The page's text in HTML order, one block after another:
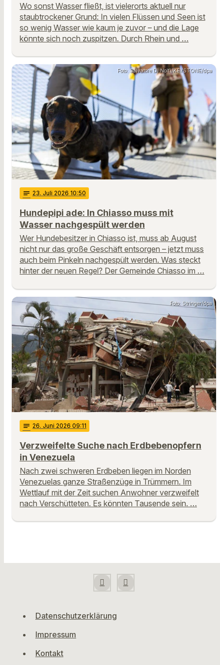
Wo sonst Wasser fließt, ist vielerorts aktuell nur
staubtrockener Grund: In vielen Flüssen und Seen ist
so wenig Wasser wie kaum je zuvor – und die Lage
könnte sich noch zuspitzen. Durch Rhein und …
Foto: Salvatore Di Nolfi/KEYSTONE/dpa
notes 23. Juli 2026 10:50
Hundepipi ade: In Chiasso muss mit
Wasser nachgespült werden
Wer Hundebesitzer in Chiasso ist, muss ab August
nicht nur das große Geschäft entsorgen – jetzt muss
auch beim Pinkeln nachgespült werden. Was steckt
hinter der neuen Regel? Der Gemeinde Chiasso im …
Foto: Stringer/dpa
notes 26. Juni 2026 09:11
Verzweifelte Suche nach Erdbebenopfern
in Venezuela
Nach zwei schweren Erdbeben liegen im Norden
Venezuelas ganze Straßenzüge in Trümmern. Im
Wettlauf mit der Zeit suchen Anwohner verzweifelt
nach Verschütteten. Es könnten Tausende sein. …
Datenschutzerklärung
Impressum
Kontakt